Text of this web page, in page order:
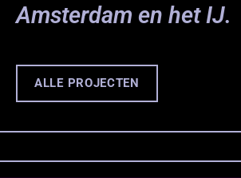
Amsterdam en het IJ.
ALLE PROJECTEN